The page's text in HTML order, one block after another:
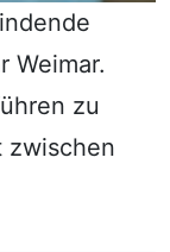
Weimar.
zu
zwischen